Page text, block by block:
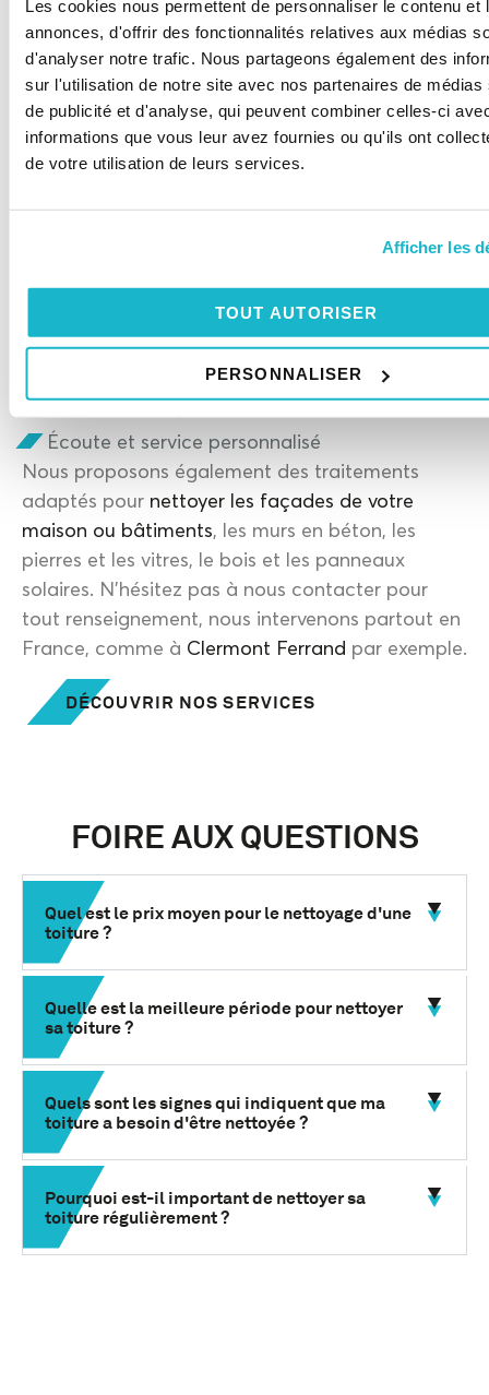
Les cookies nous permettent de personnaliser le contenu et
annonces, d'offrir des fonctionnalités relatives aux médias
d'analyser notre trafic. Nous partageons également des
sur l'utilisation de notre site avec nos partenaires de médias
de publicité et d'analyse, qui peuvent combiner celles-ci
informations que vous leur avez fournies ou qu'ils ont
de votre utilisation de leurs services.
Afficher les
TOUT AUTORISER
PERSONNALISER
vous évite souvent des coûts de
réparations inutiles par la suite. Les traitements
mis au point par CLEAN-FACADE sont les seuls
sur le marché capable d’ éradiquer les
infestations à leur source, garantissant une
protection optimale à long terme.
Découvrez les avantages du service CLEAN-
Devis et diagnostic gratuits
Traitement innovant et durable
Élimination efficace des impuretés
Intervention rapide
Écoute et service personnalisé
Nous proposons également des traitements
adaptés pour nettoyer les façades de votre
maison ou bâtiments, les murs en béton, les
pierres et les vitres, le bois et les panneaux
solaires. N’hésitez pas à nous contacter pour
tout renseignement, nous intervenons partout en
France, comme à Clermont Ferrand par exemple.
DÉCOUVRIR NOS SERVICES
FOIRE AUX QUESTIONS
Quel est le prix moyen pour le nettoyage d'une
toiture ?
Quelle est la meilleure période pour nettoyer
sa toiture ?
Quels sont les signes qui indiquent que ma
toiture a besoin d'être nettoyée ?
Pourquoi est-il important de nettoyer sa
toiture régulièrement ?